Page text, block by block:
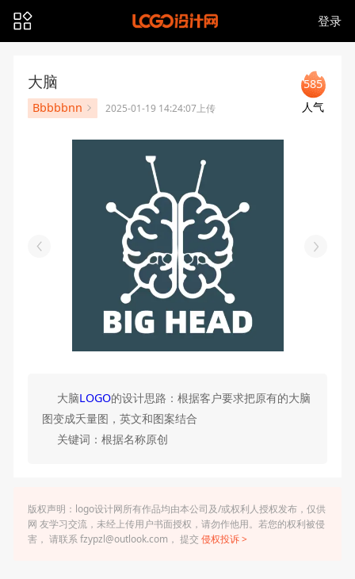
登录
大脑
Bbbbbnn 2025-01-19 14:24:07上传
585
人气
大脑LOGO的设计思路：根据客户要求把原有的大脑
图变成夭量图，英文和图案结合
关键词：根据名称原创
版权声明：logo设计网所有作品均由本公司及/或权利人授权发布，仅供
网 友学习交流，未经上传用户书面授权，请勿作他用。若您的权利被侵
害， 请联系 fzypzl@outlook.com， 提交 侵权投诉 >